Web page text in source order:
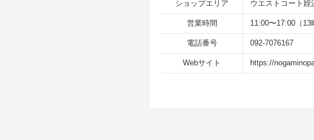
ショップエリア ウエストコート姪
営業時間 11:00〜17:00（13
電話番号 092-7076167
Webサイト https://